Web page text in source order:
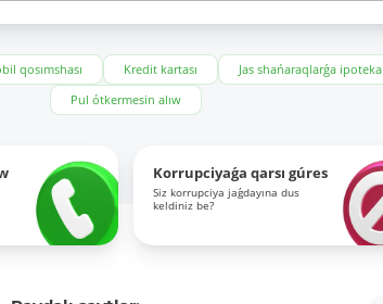
qosımshası Kredit kartası Jas shańaraqlarǵa ipoteka
Pul ótkermesin alıw
Korrupciyaǵa qarsı gúres
Siz korrupciya jaǵdayına dus
keldiniz be?